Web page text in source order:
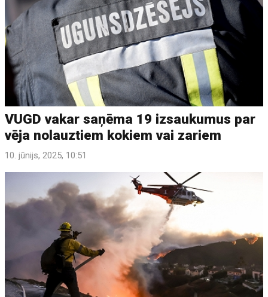
VUGD vakar saņēma 19 izsaukumus par
vēja nolauztiem kokiem vai zariem
10. jūnijs, 2025, 10:51